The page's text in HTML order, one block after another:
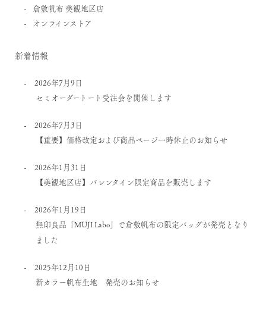
倉敷帆布 美観地区店
オンラインストア
新着情報
2026年7月9日
セミオーダートート受注会を開催します
2026年7月3日
【重要】価格改定および商品ページ一時休止のお知らせ
2026年1月31日
【美観地区店】バレンタイン限定商品を販売します
2026年1月19日
無印良品「MUJI Labo」で倉敷帆布の限定バッグが発売となり
ました
2025年12月10日
新カラー帆布生地 発売のお知らせ